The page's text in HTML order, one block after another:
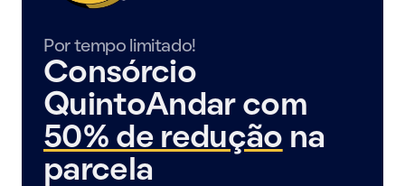
Por tempo limitado!
Consórcio
QuintoAndar com
50% de redução na
parcela